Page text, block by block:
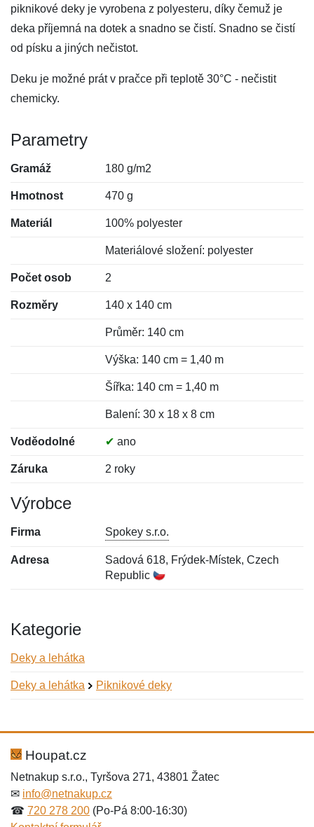
piknikové deky je vyrobena z polyesteru, díky čemuž je
deka příjemná na dotek a snadno se čistí. Snadno se čistí
od písku a jiných nečistot.
Deku je možné prát v pračce při teplotě 30°C - nečistit
chemicky.
Parametry
Gramáž 180 g/m2
Hmotnost 470 g
Materiál 100% polyester
Materiálové složení: polyester
Počet osob 2
Rozměry 140 x 140 cm
Průměr: 140 cm
Výška: 140 cm = 1,40 m
Šířka: 140 cm = 1,40 m
Balení: 30 x 18 x 8 cm
Voděodolné ✔ ano
Záruka 2 roky
Výrobce
Firma Spokey s.r.o.
Adresa
Sadová 618, Frýdek-Místek, Czech
Republic
Kategorie
Deky a lehátka
Deky a lehátka Piknikové deky
Hodnocení:
Jméno: *
Jméno:
E-mail:*
Houpat.cz
Netnakup s.r.o., Tyršova 271, 43801 Žatec
✉ info@netnakup.cz
☎ 720 278 200 (Po-Pá 8:00-16:30)